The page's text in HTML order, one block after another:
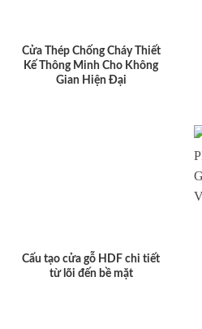
Cửa Thép Chống Cháy Thiết
Kế Thông Minh Cho Không
Gian Hiện Đại
Cấu tạo cửa gỗ HDF chi tiết
từ lõi đến bề mặt